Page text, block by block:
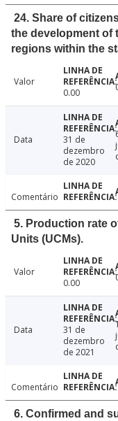
24. Share of
the development of
regions within the
Valor
0.00
Data
31 de
dezembro
de 2020
Comentário
5. Production rate
Units (UCMs).
Valor
0.00
Data
31 de
dezembro
de 2021
Comentário
6. Confirmed and